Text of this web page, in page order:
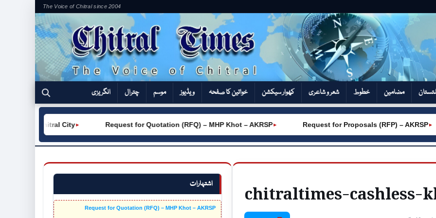
The Voice of Chitral since 2004
مضامین خطوط شعر و شاعری کھوار سیکشن‎ خواتین کا صفحہ ویڈیوز موسم چترال انگریزی
►
Request for Quotation (RFQ) – MHP Khot – AKRSP
►
(W) Chitral City ►
Request for Proposals (RFP) – AKRSP
اشتہارات
Request for Quotation (RFQ) – MHP Khot – AKRSP chitraltimes-